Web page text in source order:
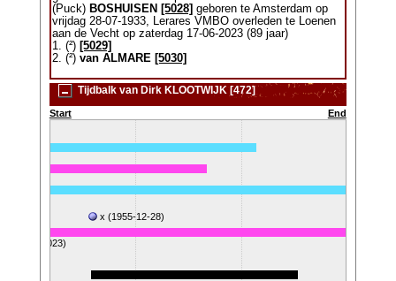
(Puck) BOSHUISEN [5028] geboren te Amsterdam op
vrijdag 28-07-1933, Lerares VMBO overleden te Loenen
aan de Vecht op zaterdag 17-06-2023 (89 jaar)
1. (²) [5029]
2. (²) van ALMARE [5030]
Tijdbalk van Dirk KLOOTWIJK [472]
Start End
x (1955-12-28)
(1933-2023)